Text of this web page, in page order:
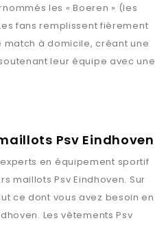
les « Boeren » (les
fans remplissent fièrement
match à domicile, créant une
leur équipe avec une
Psv Eindhoven
en équipement sportif
maillotsPsv Eindhoven. Sur
ce dont vous avez besoin en
. Les vêtementsPsv